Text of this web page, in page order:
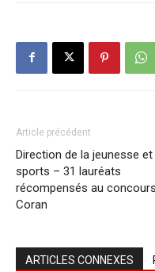
Article précédent
Direction de la jeunesse et
sports – 31 lauréats
récompensés au
Coran
ARTICLES CONNEXES